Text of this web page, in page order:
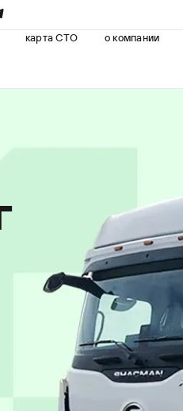
карта СТО о компании